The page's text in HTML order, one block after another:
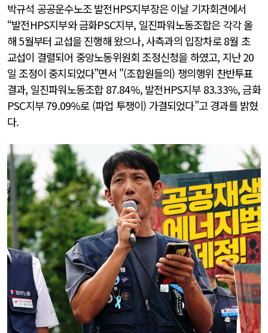
박규석 공공운수노조 발전HPS지부장은 이날 기자회견에서
“발전HPS지부와 금화PSC지부, 일진파워노동조합은 각각 올
해 5월부터 교섭을 진행해 왔으나, 사측과의 입장차로 8월 초
교섭이 결렬되어 중앙노동위원회 조정신청을 하였고, 지난 20
일 조정이 중지되었다”면서 "(조합원들의) 쟁의행위 찬반투표
결과, 일진파워노동조합 87.84%, 발전HPS지부 83.33%, 금화
PSC지부 79.09%로 (파업 투쟁이) 가결되었다”고 경과를 밝혔
다.